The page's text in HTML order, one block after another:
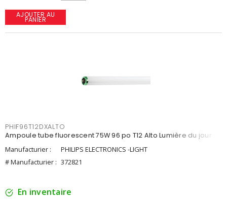
AJOUTER AU
PANIER
PHIF96T12DXALTO
Ampoule tube fluorescent 75W 96 po T12 Alto Lumière du jour
Manufacturier :
PHILIPS ELECTRONICS -LIGHT
# Manufacturier : 372821
En inventaire